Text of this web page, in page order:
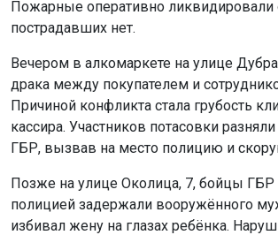
Пожарные оперативно ликвидировали
пострадавших нет.
Вечером в алкомаркете на улице
драка между покупателем и
Причиной конфликта стала грубость
кассира. Участников потасовки
ГБР, вызвав на место полицию и
Позже на улице Околица, 7, бойцы ГБР
полицией задержали вооружённого
избивал жену на глазах ребёнка.